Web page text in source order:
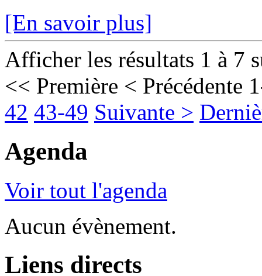
[En savoir plus]
Afficher les résultats 1 à 7
<< Première < Précédente
42 43-49 Suivante >
Agenda
Voir tout l'agenda
Aucun évènement.
Liens directs